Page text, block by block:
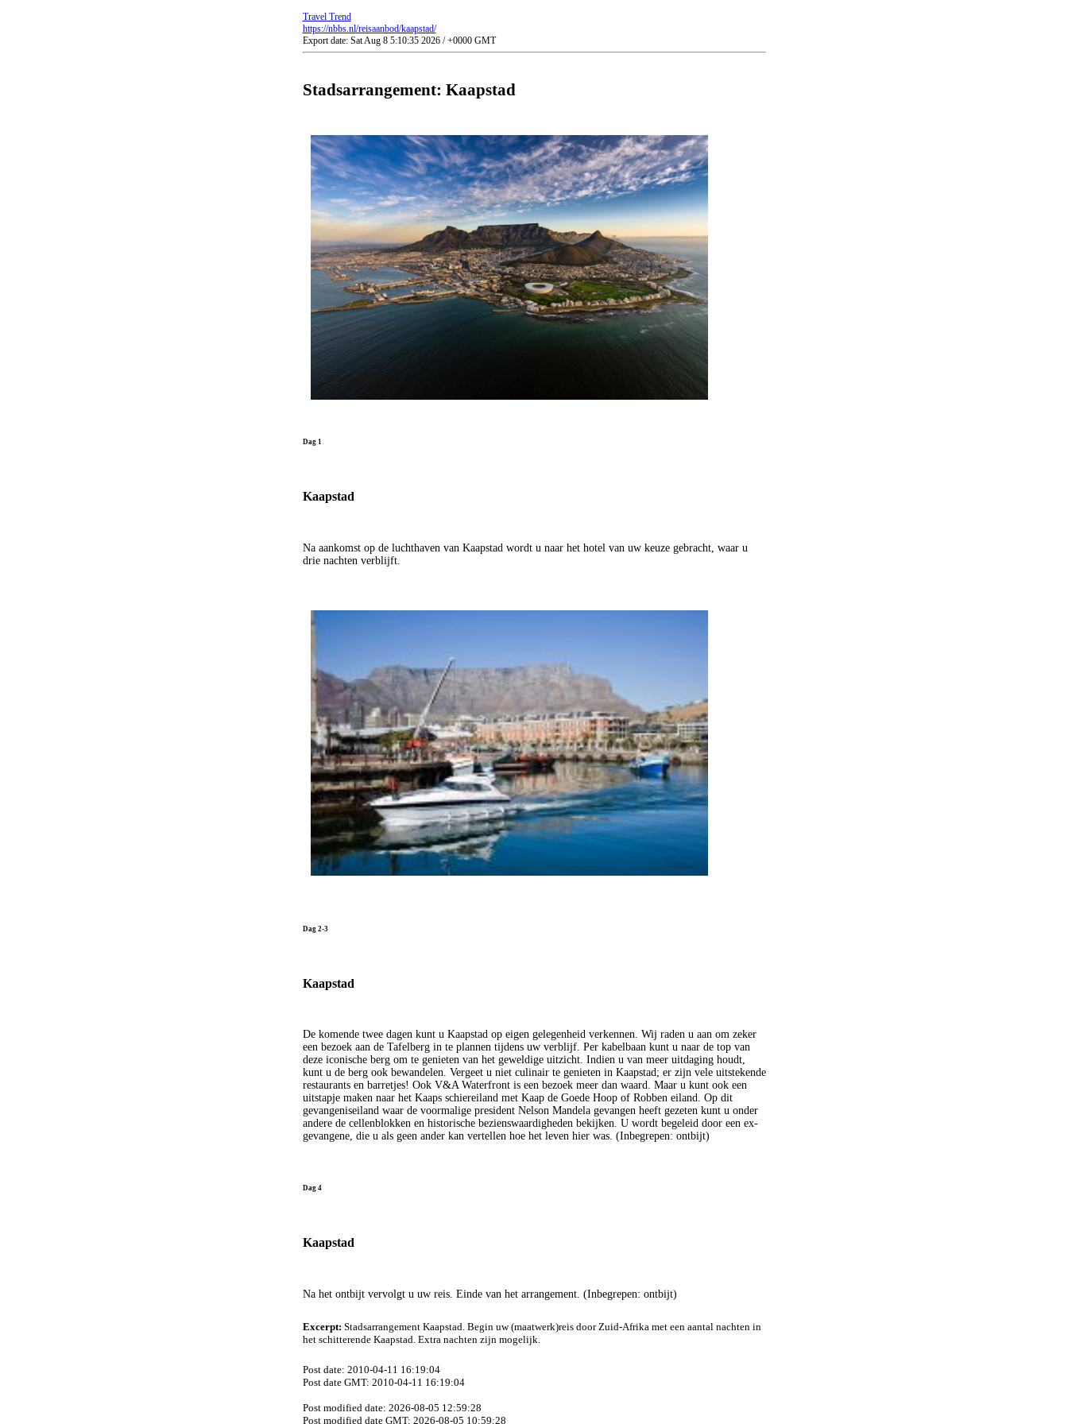
Travel Trend
https://nbbs.nl/reisaanbod/kaapstad/
Export date: Sat Aug 8 5:10:35 2026 / +0000 GMT
Stadsarrangement: Kaapstad
Dag 1
Kaapstad
Na aankomst op de luchthaven van Kaapstad wordt u naar het hotel van uw keuze gebracht, waar u
drie nachten verblijft.
Dag 2-3
Kaapstad
De komende twee dagen kunt u Kaapstad op eigen gelegenheid verkennen. Wij raden u aan om zeker
een bezoek aan de Tafelberg in te plannen tijdens uw verblijf. Per kabelbaan kunt u naar de top van
deze iconische berg om te genieten van het geweldige uitzicht. Indien u van meer uitdaging houdt,
kunt u de berg ook bewandelen. Vergeet u niet culinair te genieten in Kaapstad; er zijn vele uitstekende
restaurants en barretjes! Ook V&A Waterfront is een bezoek meer dan waard. Maar u kunt ook een
uitstapje maken naar het Kaaps schiereiland met Kaap de Goede Hoop of Robben eiland. Op dit
gevangeniseiland waar de voormalige president Nelson Mandela gevangen heeft gezeten kunt u onder
andere de cellenblokken en historische bezienswaardigheden bekijken. U wordt begeleid door een ex-
gevangene, die u als geen ander kan vertellen hoe het leven hier was. (Inbegrepen: ontbijt)
Dag 4
Kaapstad
Na het ontbijt vervolgt u uw reis. Einde van het arrangement. (Inbegrepen: ontbijt)
Excerpt: Stadsarrangement Kaapstad. Begin uw (maatwerk)reis door Zuid-Afrika met een aantal nachten in
het schitterende Kaapstad. Extra nachten zijn mogelijk.
Post date: 2010-04-11 16:19:04
Post date GMT: 2010-04-11 16:19:04
Post modified date: 2026-08-05 12:59:28
Post modified date GMT: 2026-08-05 10:59:28